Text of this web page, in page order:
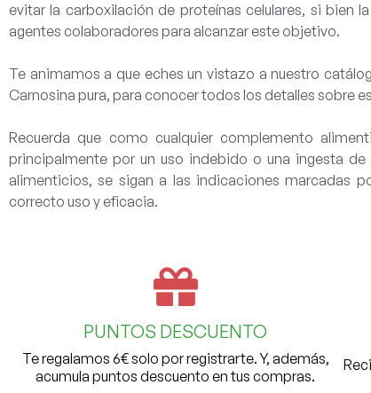
evitar la carboxilación de proteínas celulares, si bien
agentes colaboradores para alcanzar este objetivo.
Te animamos a que eches un vistazo a nuestro
Carnosina pura, para conocer todos los detalles sobre
Recuerda que como cualquier complemento
principalmente por un uso indebido o una ingesta
alimenticios, se sigan a las indicaciones marcadas
correcto uso y eficacia.
PUNTOS DESCUENTO
Te regalamos 6€ solo por registrarte. Y, además,
acumula puntos descuento en tus compras.